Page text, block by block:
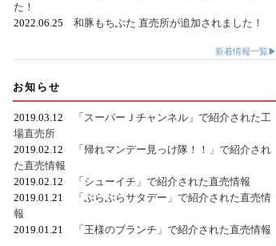
た！
2022.06.25 和豚もちぶた 直売所が追加されました！
新着情報一覧▶
お知らせ
2019.03.12
「スーパーＪチャンネル」で紹介された工
場直売所
2019.02.12
「帰れマンデー見っけ隊！！」で紹介され
た直売情報
2019.02.12
「シューイチ」で紹介された直売情報
2019.01.21
「ぶらぶらサタデー」で紹介された直売情
報
2019.01.21
「王様のブランチ」で紹介された直売情報